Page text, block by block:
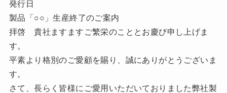
発行日
製品「○○」生産終了のご案内
拝啓 貴社ますますご繁栄のこととお慶び申し上げま
す。
平素より格別のご愛顧を賜り、誠にありがとうございま
す。
さて、長らく皆様にご愛用いただいておりました弊社製